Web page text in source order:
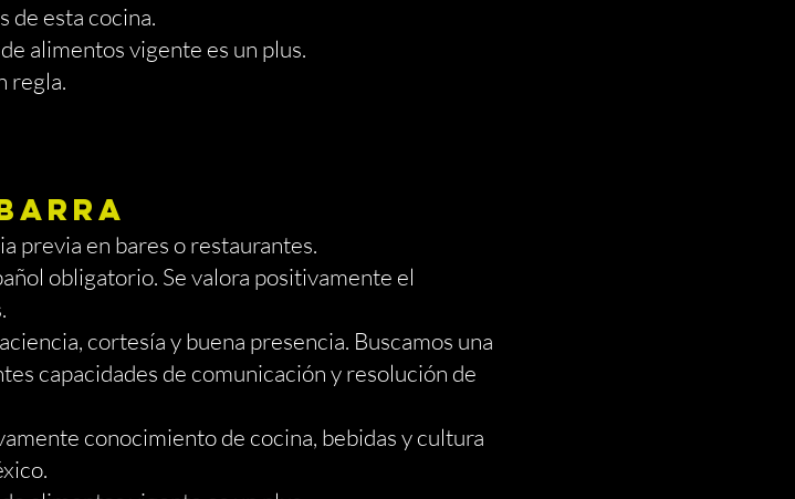
de esta cocina.
vigente es un plus.
en bares o restaurantes.
obligatorio. Se valora positivamente el
cortesía y buena presencia. Buscamos una
capacidades de comunicación y resolución de
conocimiento de cocina, bebidas y cultura